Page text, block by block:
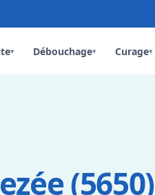
▾ Débouchage▾ Curage▾
(5650)